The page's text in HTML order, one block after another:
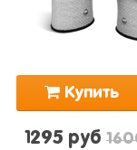
Купить
1295 руб